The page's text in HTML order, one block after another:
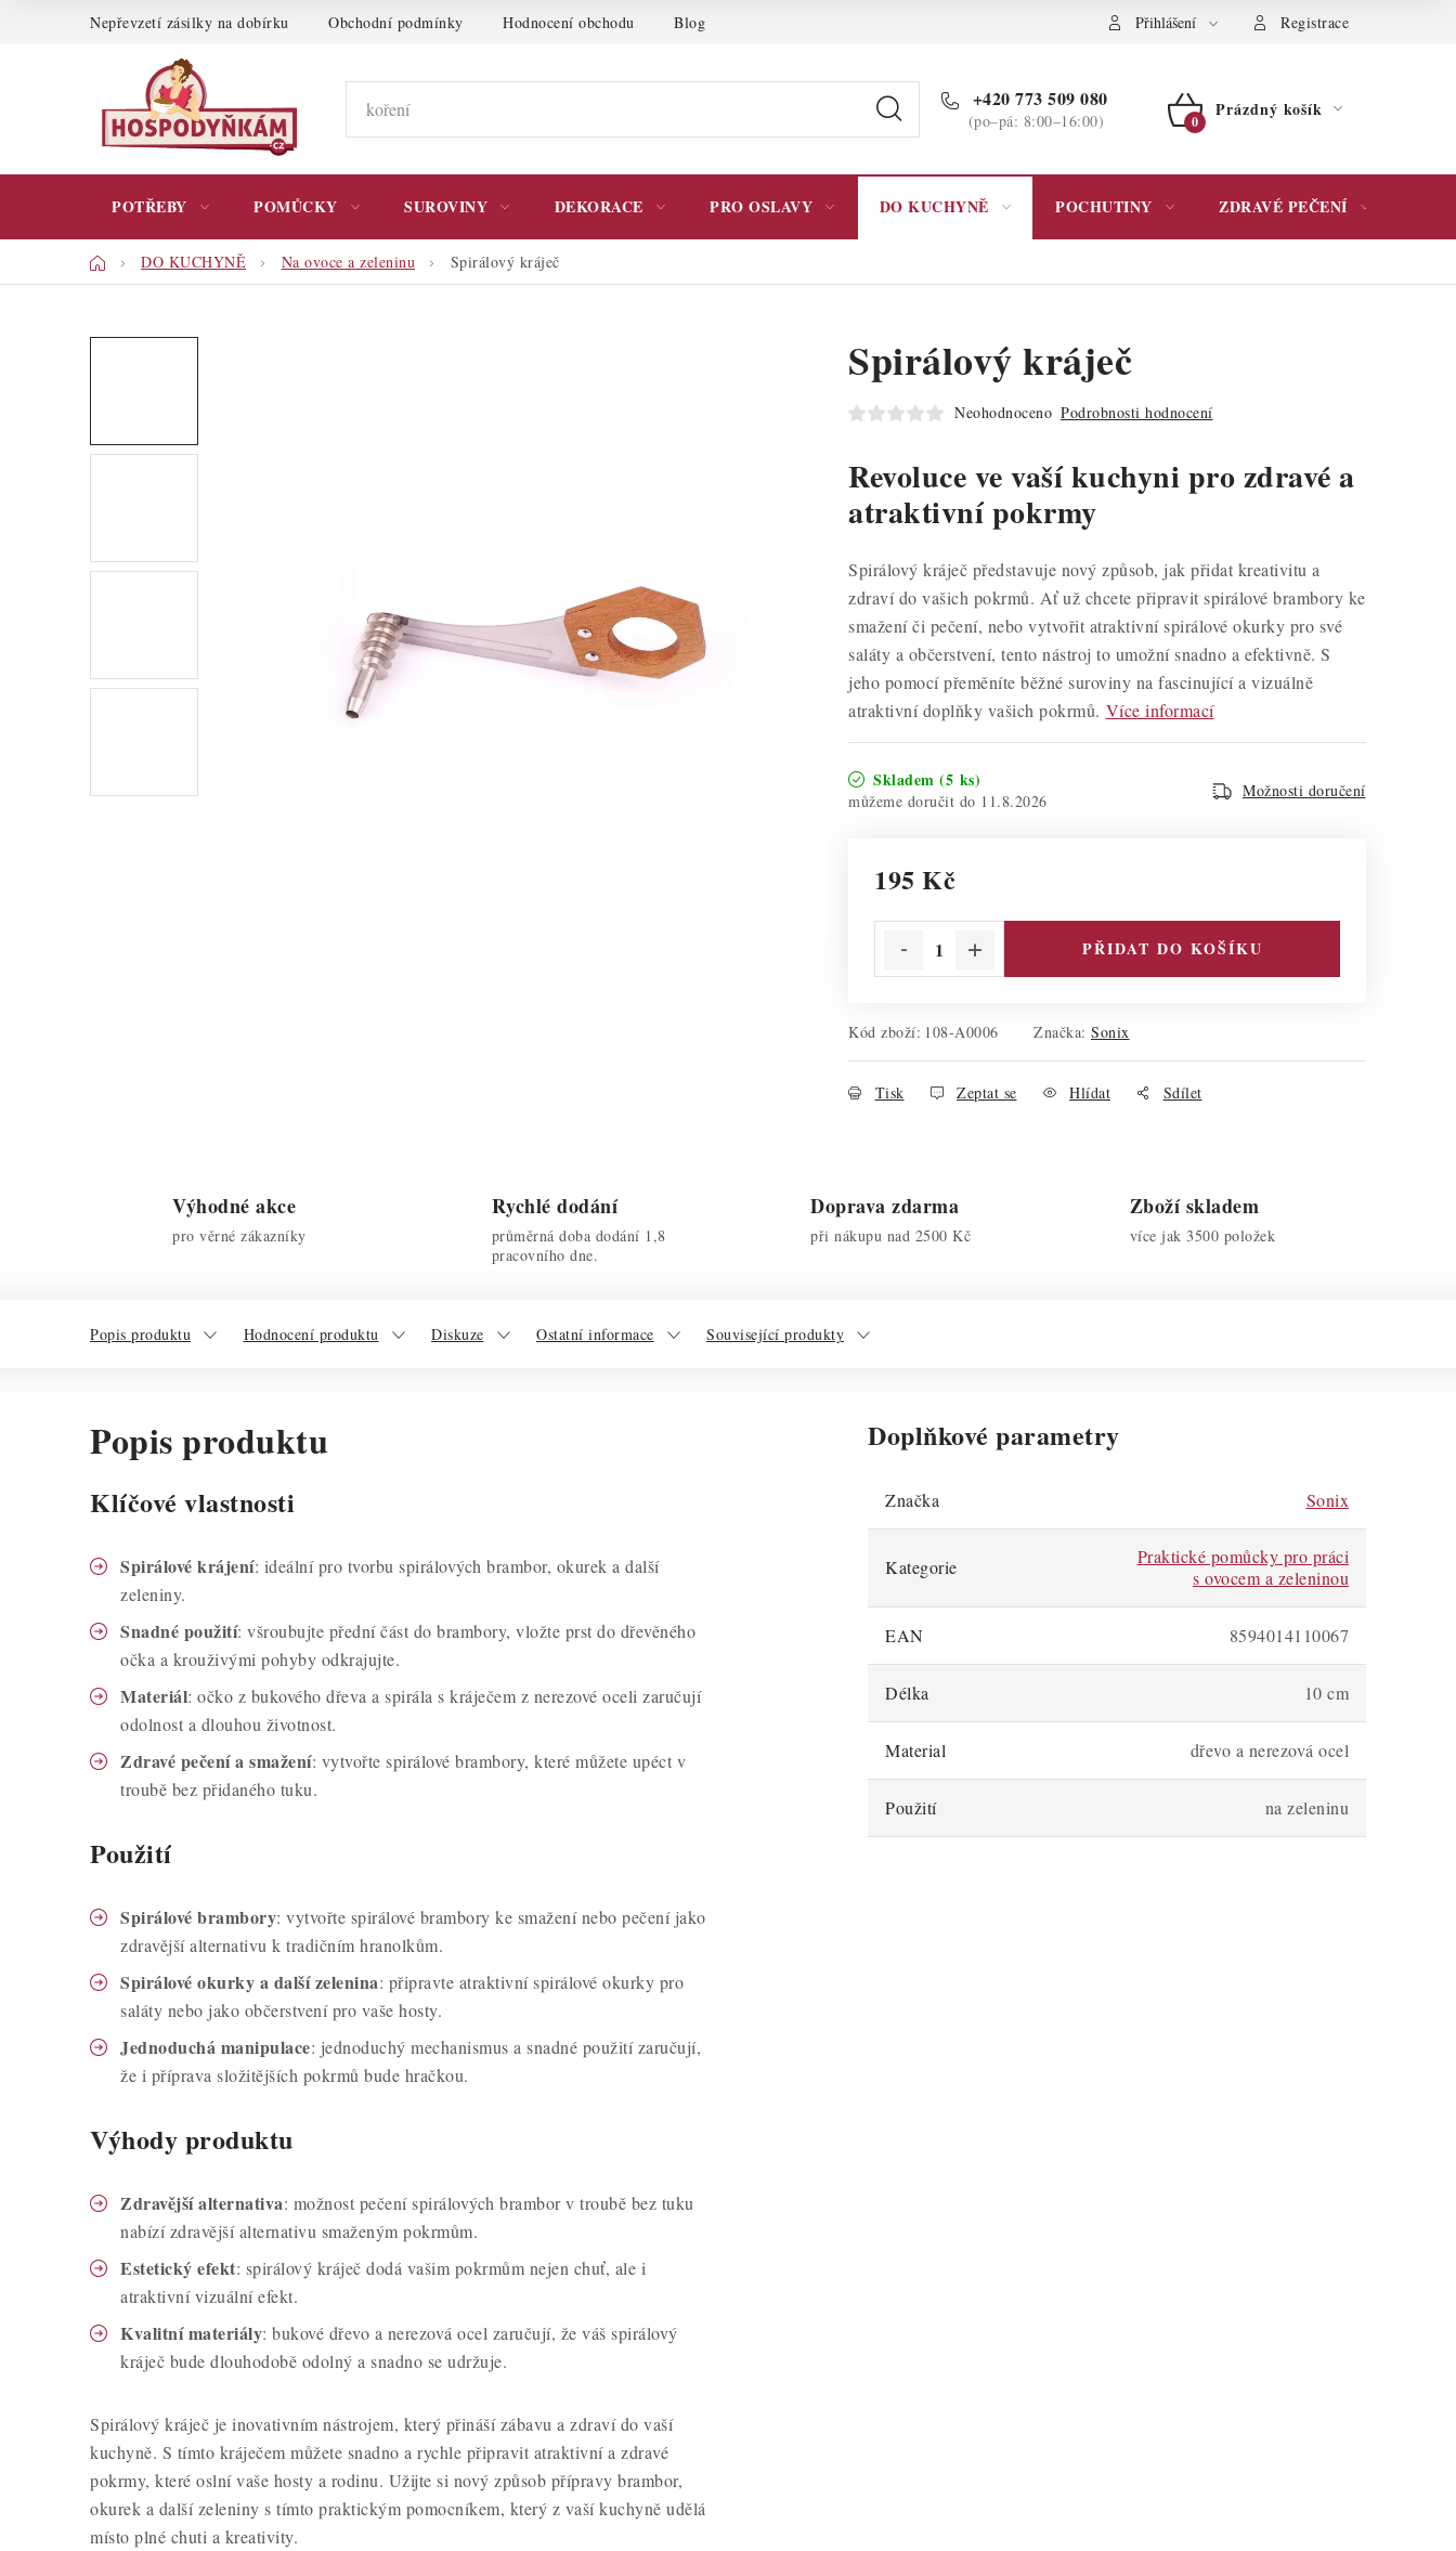
Nepřevzetí zásilky na dobírku Obchodní podmínky Hodnocení obchodu Blog Podmínky ochrany osobních údajů Přihlášení Registrace
+420 773 509 080
(po–pá: 8:00–16:00)
NÁKUPNÍ
Prázdný košík
POTŘEBY POMŮCKY SUROVINY DEKORACE PRO OSLAVY DO KUCHYNĚ POCHUTINY ZDRAVÉ PEČENÍ
DomůDO KUCHYNĚ Na ovoce a zeleninu Spirálový kráječ
Spirálový kráječ
Neohodnoceno Podrobnosti hodnocení
Revoluce ve vaší kuchyni pro zdravé a
atraktivní pokrmy
Spirálový kráječ představuje nový způsob, jak přidat kreativitu a
zdraví do vašich pokrmů. Ať už chcete připravit spirálové brambory ke
smažení či pečení, nebo vytvořit atraktivní spirálové okurky pro své
saláty a občerstvení, tento nástroj to umožní snadno a efektivně. S
jeho pomocí přeměníte běžné suroviny na fascinující a vizuálně
atraktivní doplňky vašich pokrmů. Více informací
Skladem (5 ks)
11.8.2026
Možnosti doručení
195 Kč
PŘIDAT DO KOŠÍKU
Kód zboží: 108-A0006 Značka: Sonix
Tisk Zeptat se Hlídat Sdílet
Výhodné akce
pro věrné zákazníky
Rychlé dodání
průměrná doba dodání 1,8
pracovního dne.
Doprava zdarma
při nákupu nad 2500 Kč
Zboží skladem
více jak 3500 položek
Popis produktu Hodnocení produktu Diskuze Ostatní informace Související produkty
Popis produktu
Klíčové vlastnosti
Spirálové krájení: ideální pro tvorbu spirálových brambor, okurek a další
zeleniny.
Snadné použití: všroubujte přední část do brambory, vložte prst do dřevěného
očka a krouživými pohyby odkrajujte.
Materiál: očko z bukového dřeva a spirála s kráječem z nerezové oceli zaručují
odolnost a dlouhou životnost.
Zdravé pečení a smažení: vytvořte spirálové brambory, které můžete upéct v
troubě bez přidaného tuku.
Použití
Spirálové brambory: vytvořte spirálové brambory ke smažení nebo pečení jako
zdravější alternativu k tradičním hranolkům.
Spirálové okurky a další zelenina: připravte atraktivní spirálové okurky pro
saláty nebo jako občerstvení pro vaše hosty.
Jednoduchá manipulace: jednoduchý mechanismus a snadné použití zaručují,
že i příprava složitějších pokrmů bude hračkou.
Výhody produktu
Zdravější alternativa: možnost pečení spirálových brambor v troubě bez tuku
nabízí zdravější alternativu smaženým pokrmům.
Estetický efekt: spirálový kráječ dodá vašim pokrmům nejen chuť, ale i
atraktivní vizuální efekt.
Kvalitní materiály: bukové dřevo a nerezová ocel zaručují, že váš spirálový
kráječ bude dlouhodobě odolný a snadno se udržuje.
Spirálový kráječ je inovativním nástrojem, který přináší zábavu a zdraví do vaší
kuchyně. S tímto kráječem můžete snadno a rychle připravit atraktivní a zdravé
pokrmy, které oslní vaše hosty a rodinu. Užijte si nový způsob přípravy brambor,
okurek a další zeleniny s tímto praktickým pomocníkem, který z vaší kuchyně udělá
místo plné chuti a kreativity.
Doplňkové parametry
Značka Sonix
Kategorie
Praktické pomůcky pro práci
s ovocem a zeleninou
EAN 8594014110067
Délka 10 cm
Material dřevo a nerezová ocel
Použití na zeleninu